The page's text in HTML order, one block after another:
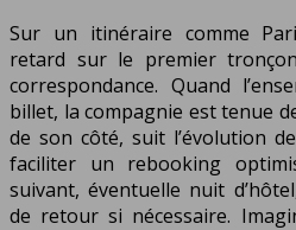
Sur un itinéraire comme
retard sur le premier
correspondance. Quand
billet, la compagnie est tenue
de son côté, suit l’évolution
faciliter un rebooking
suivant, éventuelle nuit
de retour si nécessaire.